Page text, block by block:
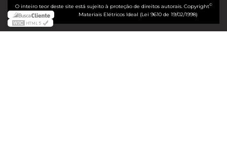
O inteiro teor deste site está sujeito à proteção de direitos autorais. Copyright©
Materiais Elétricos Ideal (Lei 9610 de 19/02/1998)